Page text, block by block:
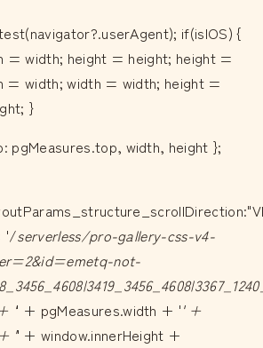
if(isIOS) {
= width; height = height; height =
= width; width = width; height =
}
pgMeasures.top, width, height };
'/serverless/pro-gallery-css-v4-
not-
'' + pgMeasures.width + '' +
'' + window.innerHeight +